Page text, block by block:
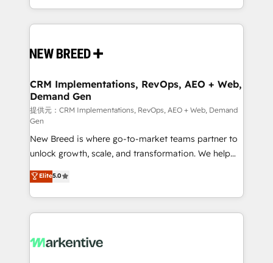
Breeze・Claude等をHubSpotと連携させ、役割定義・
革を、構想から実装・定着までPMOとして主導。「設
の統合・浸透・変革管理を実行します。 ▸ CMS戦略設
計・構築：リード獲得・CVR・SEOを前提にした情報設
計・導線設計・テンプレート設計をContent Hubで一体
提供。 ▸ 既存CRM・MAからの移行支援：Salesforce・
Marketo・Pardot等からの移行、カスタム設計、履歴
データ移行と活用設計まで。 ▸ AEO対応：ChatGPT・
ンツとサイト構造を最適化。 🏆 なぜ100incを選ぶの
か？ ✓ HubSpot Eliteパートナー認定 ✓ HubSpotアワ
ード受賞・HUGリーダー ✓ ISO27001:2022 /
HubSpot大百科 出版 CRM・AI活用に関するご相談、現
Software) and Point Success Media (Paid Media),
making this the official home for all three brands. 🔄
and system integrations powered by Globalia’s
trainers to drive platform adoption. 📈 Revenue
Generation - Full-funnel marketing and high-
performance advertising via Point Success Media. -
Expert deployment of Breeze AI and custom agents
to automate growth. 🏆 Elite Excellence - 8 platform
accreditations and deep HIPAA-compliance
expertise. - A team of 250+ experts dedicated to
your resilient growth.
CRM Implementations, RevOps, AEO + Web,
Demand Gen
提供元：CRM Implementations, RevOps, AEO + Web, Demand
Gen
New Breed is where go-to-market teams partner to
unlock growth, scale, and transformation. We help
companies activate HubSpot’s AI-powered
customer platform and operationalize HubSpot’s
Loop Marketing framework through expert-led
services, smart agents, and purpose-built apps,
results, fast. ⚙️CRM & RevOps: Align all Hubs to your
Elite5.0